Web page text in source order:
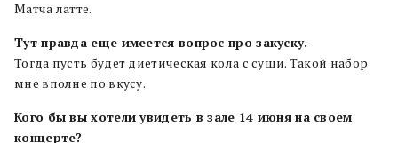
Матча латте.
Тут правда еще имеется вопрос про закуску.
Тогда пусть будет диетическая кола с суши. Такой набор
мне вполне по вкусу.
Кого бы вы хотели увидеть в зале 14 июня на своем
концерте?